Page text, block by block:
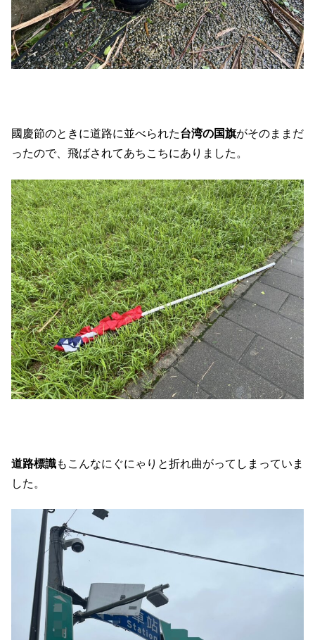
國慶節のときに道路に並べられた台湾の国旗がそのままだ
ったので、飛ばされてあちこちにありました。
道路標識もこんなにぐにゃりと折れ曲がってしまっていま
した。